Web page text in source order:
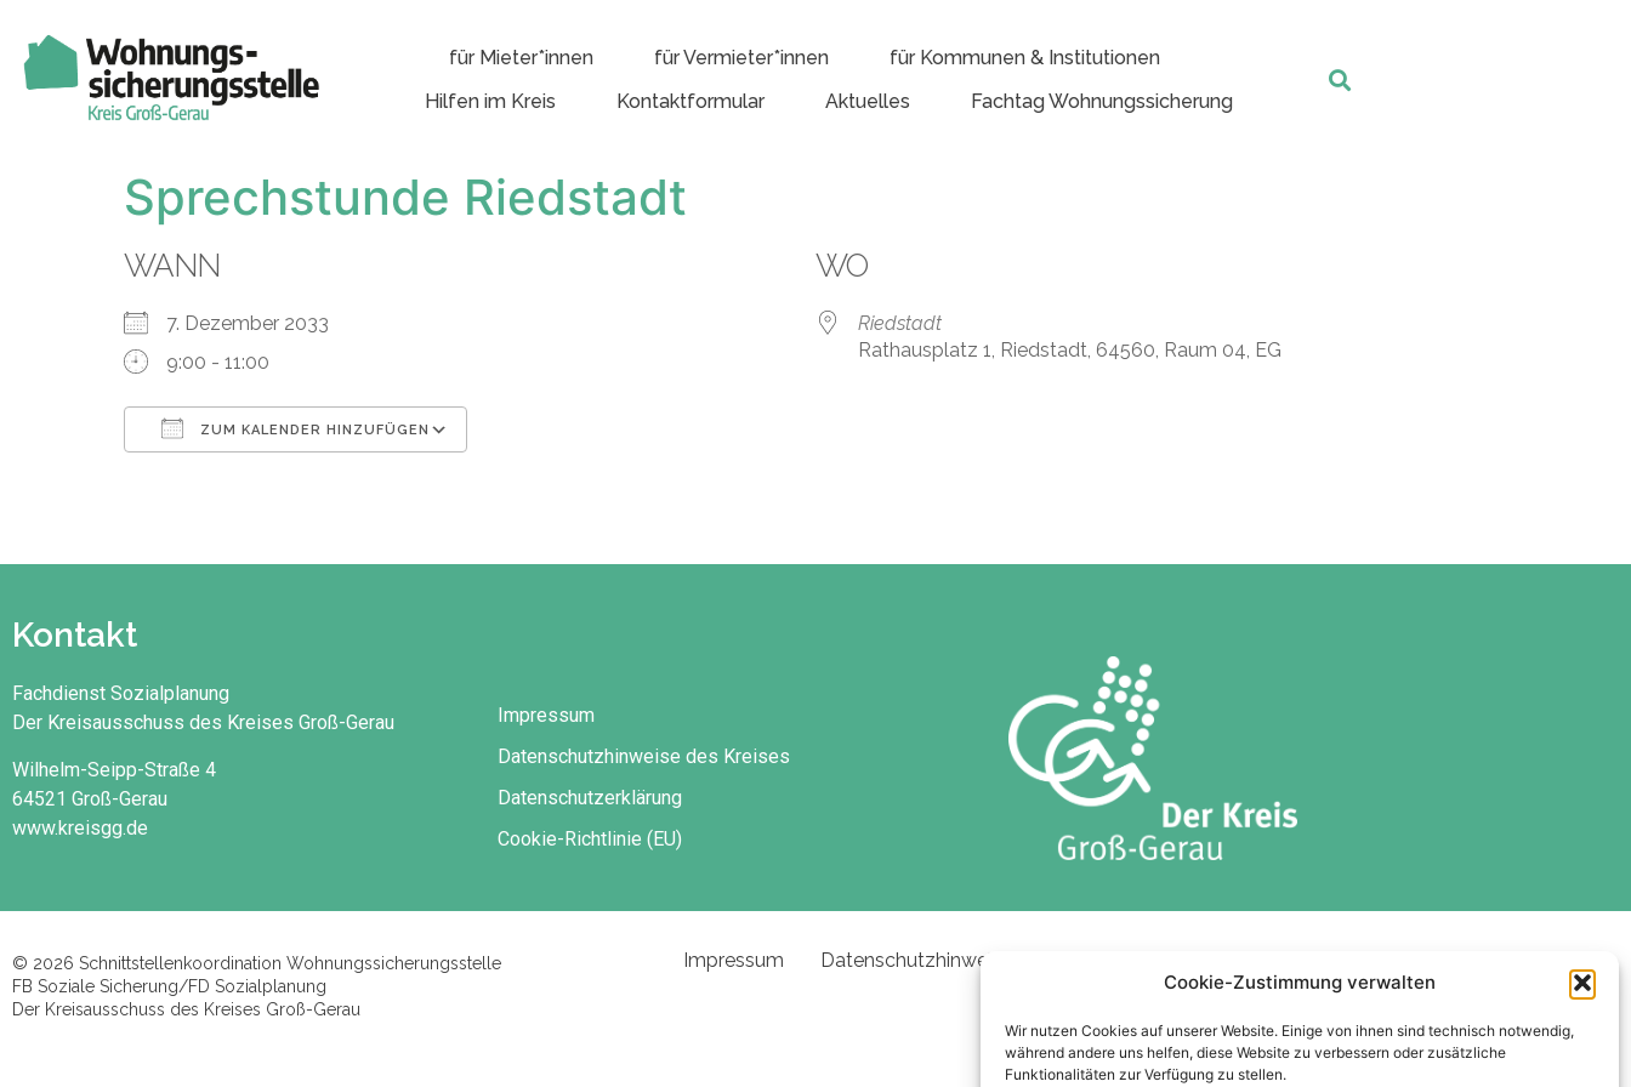
Cookie-Zustimmung verwalten
Wir nutzen Cookies auf unserer Website. Einige von ihnen sind technisch notwendig,
während andere uns helfen, diese Website zu verbessern oder zusätzliche
Funktionalitäten zur Verfügung zu stellen.
für Mieter*innen für Vermieter*innen
für Kommunen & Institutionen
Hilfen im Kreis
Kontaktformular Aktuelles Fachtag Wohnungssicherung
Sprechstunde Riedstadt
WANN
7. Dezember 2033
9:00 - 11:00
ZUM KALENDER HINZUFÜGEN
WO
Riedstadt
Rathausplatz 1, Riedstadt, 64560, Raum 04, EG
Kontakt
Fachdienst Sozialplanung
Der Kreisausschuss des Kreises Groß-Gerau
Wilhelm-Seipp-Straße 4
64521 Groß-Gerau
www.kreisgg.de
Impressum
Datenschutzhinweise des Kreises
Datenschutzerklärung
Cookie-Richtlinie (EU)
© 2026 Schnittstellenkoordination Wohnungssicherungsstelle
FB Soziale Sicherung/FD Sozialplanung
Der Kreisausschuss des Kreises Groß-Gerau
Impressum Datenschutzhinweise des Kreises